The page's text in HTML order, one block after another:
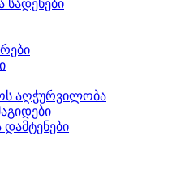
სადენები
აღჭურვილობა
დამტენები